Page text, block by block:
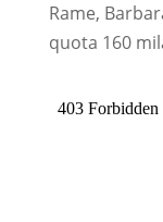
Rame,
quota 160